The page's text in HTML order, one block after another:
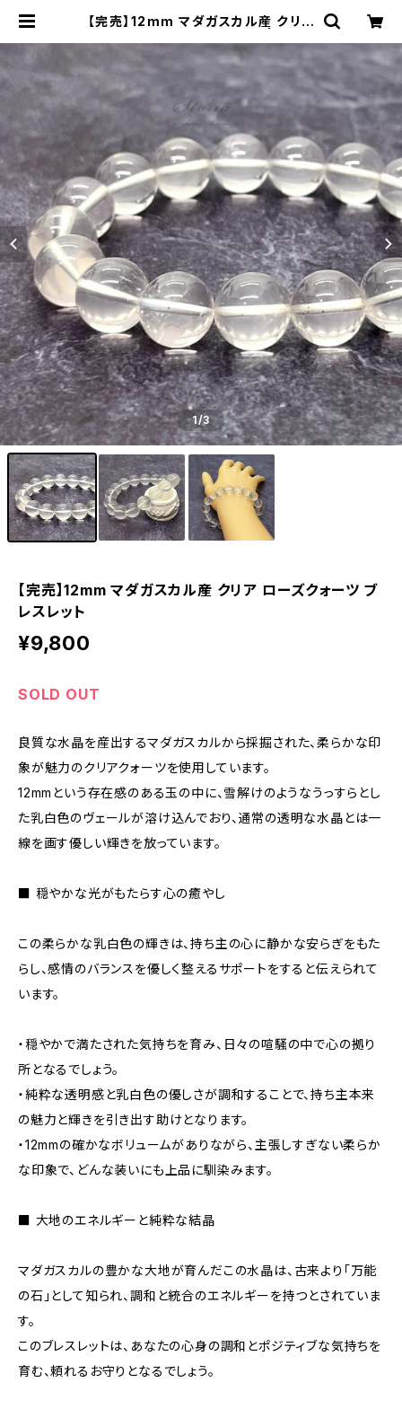
【完売】12mm マダガスカル産 クリア
1/3
【完売】12mm マダガスカル産 クリア ローズクォーツ ブ
レスレット
¥9,800
SOLD OUT
良質な水晶を産出するマダガスカルから採掘された、柔らかな印
象が魅力のクリアクォーツを使用しています。
12mmという存在感のある玉の中に、雪解けのようなうっすらとし
た乳白色のヴェールが溶け込んでおり、通常の透明な水晶とは一
線を画す優しい輝きを放っています。
■ 穏やかな光がもたらす心の癒やし
この柔らかな乳白色の輝きは、持ち主の心に静かな安らぎをもた
らし、感情のバランスを優しく整えるサポートをすると伝えられて
います。
・穏やかで満たされた気持ちを育み、日々の喧騒の中で心の拠り
所となるでしょう。
・純粋な透明感と乳白色の優しさが調和することで、持ち主本来
の魅力と輝きを引き出す助けとなります。
・12mmの確かなボリュームがありながら、主張しすぎない柔らか
な印象で、どんな装いにも上品に馴染みます。
■ 大地のエネルギーと純粋な結晶
マダガスカルの豊かな大地が育んだこの水晶は、古来より「万能
の石」として知られ、調和と統合のエネルギーを持つとされていま
す。
このブレスレットは、あなたの心身の調和とポジティブな気持ちを
育む、頼れるお守りとなるでしょう。